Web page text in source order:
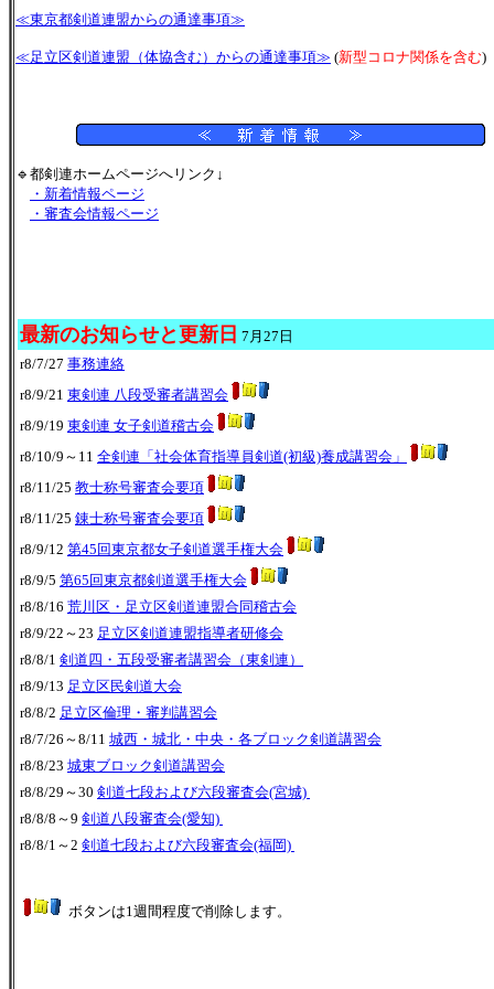
≪東京都剣道連盟からの通達事項≫
≪足立区剣道連盟（体協含む）からの通達事項≫ (新型コロナ関係を含む)
🔹都剣連ホームページへリンク↓
・新着情報ページ
・審査会情報ページ
最新のお知らせと更新日 7月27日
r8/7/27 事務連絡
r8/9/21 東剣連 八段受審者講習会
r8/9/19 東剣連 女子剣道稽古会
r8/10/9～11 全剣連「社会体育指導員剣道(初級)養成講習会 」
r8/11/25 教士称号審査会要項
r8/11/25 錬士称号審査会要項
r8/9/12 第45回東京都女子剣道選手権大会
r8/9/5 第65回東京都剣道選手権大会
r8/8/16 荒川区・足立区剣道連盟合同稽古会
r8/9/22～23 足立区剣道連盟指導者研修会
r8/8/1 剣道四・五段受審者講習会 （東剣連）
r8/9/13 足立区民剣道大会
r8/8/2 足立区倫理・審判講習会
r8/7/26～8/11 城西・城北・中央・各ブロック剣道講習会
r8/8/23 城東ブロック剣道講習会
r8/8/29～30 剣道七段および六段審査会(宮城)
r8/8/8～9 剣道八段審査会(愛知)
r8/8/1～2 剣道七段および六段審査会(福岡)
ボタンは1週間程度で削除します。